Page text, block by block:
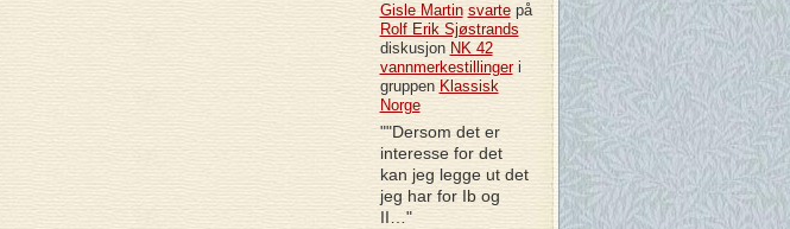
Gisle Martin svartepå
Rolf Erik Sjøstrands
diskusjon NK 42
vannmerkestillingeri
gruppen Klassisk
Norge
""Dersom det er
interesse for det
kan jeg legge ut det
jeg har for Ib og
II…"